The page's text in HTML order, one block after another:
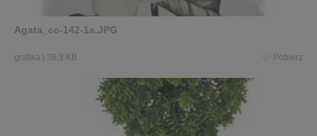
Agata_cc-142-1a.JPG
grafika | 38,3 KB Pobierz